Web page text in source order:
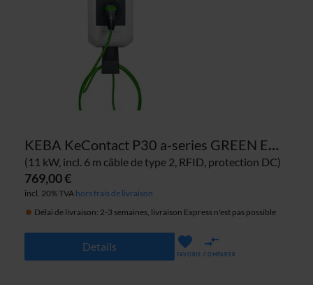
KEBA KeContact P30 a-series GREEN EDITION 123.559 borne de recharge
(11 kW, incl. 6 m câble de type 2, RFID, protection DC)
769,00 €
incl. 20% TVA hors frais de livraison
Délai de livraison: 2-3 semaines, livraison Express n'est pas possible
Details
FAVORIS COMPARER